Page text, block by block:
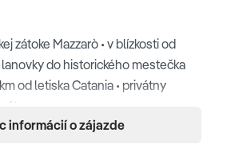
zátoke Mazzarò • v blízkosti od
do historického mestečka
od letiska Catania • privátny
informácií o zájazde